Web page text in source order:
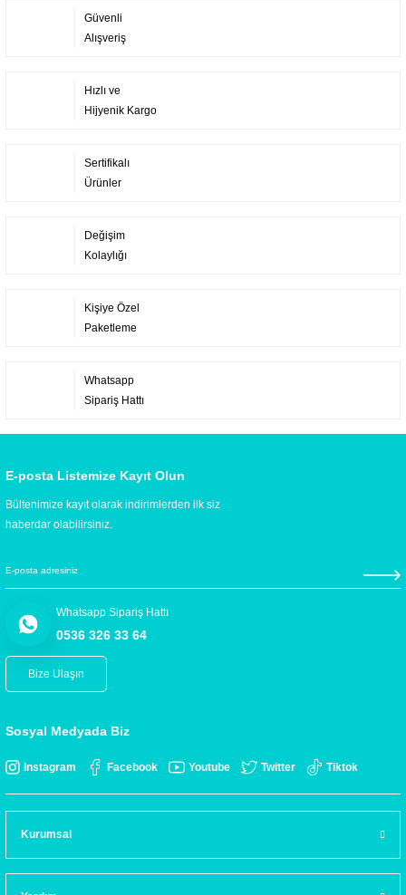
Güvenli
Alışveriş
Hızlı ve
Hijyenik Kargo
Sertifikalı
Ürünler
Değişim
Kolaylığı
Kişiye Özel
Paketleme
Whatsapp
Sipariş Hattı
E-posta Listemize Kayıt Olun
Bültenimize kayıt olarak indirimlerden ilk siz
haberdar olabilirsiniz.
Whatsapp Sipariş Hattı
0536 326 33 64
Bize Ulaşın
Sosyal Medyada Biz
Instagram Facebook Youtube Twitter Tiktok
Kurumsal